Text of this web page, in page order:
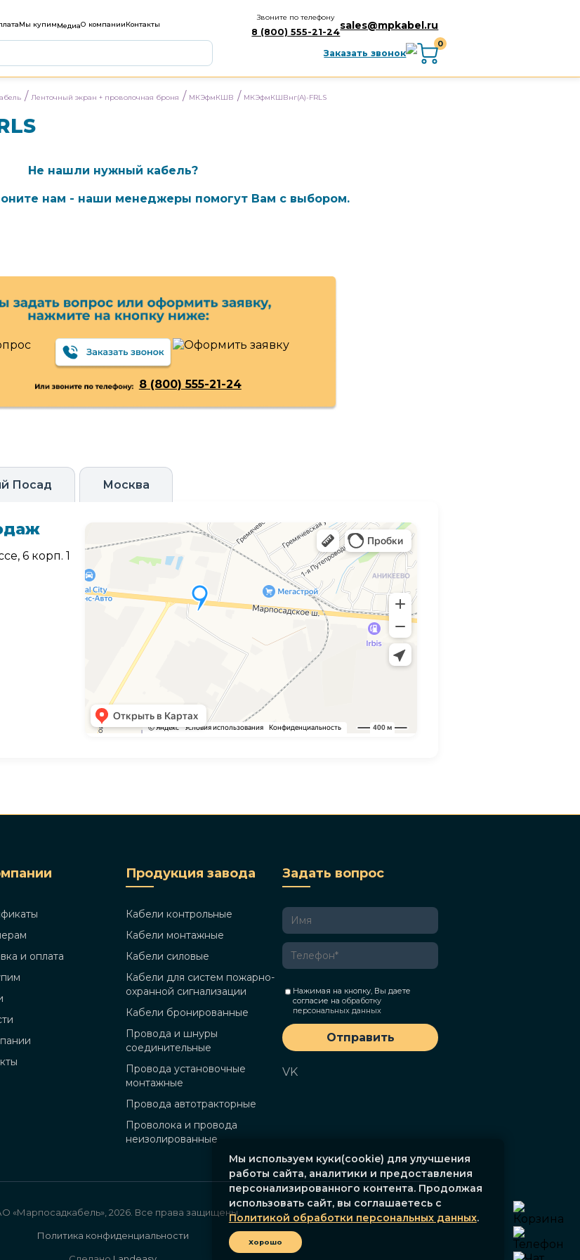
Мы купимМедиаО компанииКонтакты
Звоните по телефону
8 (800) 555-21-24
sales@mpkabel.ru
Заказать звонок
0
/Ленточный экран + проволочная броня / МКЭфмКШВ / МКЭфмКШВнг(А)-FRLS
Не нашли нужный кабель?
нам - наши менеджеры помогут Вам с выбором.
8 (800) 555-21-24
Посад Москва
6 корп. 1
и оплата
Продукция завода
Кабели контрольные
Кабели монтажные
Кабели силовые
Кабели для систем пожарно-
охранной сигнализации
Кабели бронированные
Провода и шнуры
соединительные
Провода установочные
монтажные
Провода автотракторные
Проволока и провода
неизолированные
Задать вопрос
Нажимая на кнопку, Вы даете
согласие на обработку
персональных данных
Отправить
VK
«Марпосадкабель», 2026. Все права защищены.
Политика конфиденциальности
Мы используем куки(cookie) для улучшения
работы сайта, аналитики и предоставления
персонализированного контента. Продолжая
использовать сайт, вы соглашаетесь с
Политикой обработки персональных данных.
Хорошо